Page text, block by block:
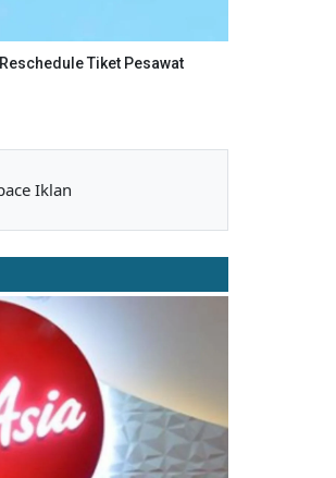
Tiket Pesawat
Iklan